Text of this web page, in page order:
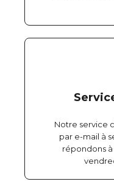
Notre service
par e-mail à
répondons